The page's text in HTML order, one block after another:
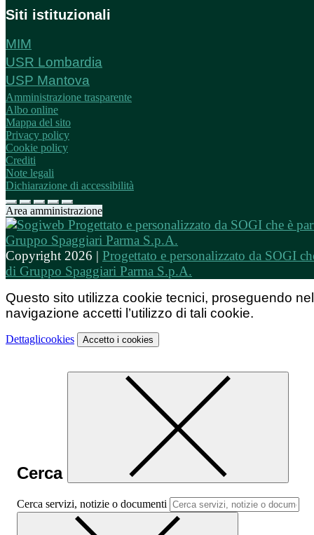
Siti istituzionali
MIM
USR Lombardia
USP Mantova
Amministrazione trasparente
Albo online
Mappa del sito
Privacy policy
Cookie policy
Crediti
Note legali
Dichiarazione di accessibilità
Area amministrazione
Copyright 2026 | Progettato e personalizzato da SOGI
di Gruppo Spaggiari Parma S.p.A.
Questo sito utilizza cookie tecnici, proseguendo
navigazione accetti l’utilizzo di tali cookie.
Dettaglicookies Accetto i cookies
Cerca
Cerca servizi, notizie o documenti